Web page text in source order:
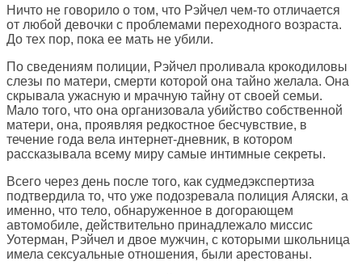
Ничто не говорило о том, что Рэйчел чем-то отличается
от любой девочки с проблемами переходного возраста.
До тех пор, пока ее мать не убили.
По сведениям полиции, Рэйчел проливала крокодиловы
слезы по матери, смерти которой она тайно желала. Она
скрывала ужасную и мрачную тайну от своей семьи.
Мало того, что она организовала убийство собственной
матери, она, проявляя редкостное бесчувствие, в
течение года вела интернет-дневник, в котором
рассказывала всему миру самые интимные секреты.
Всего через день после того, как судмедэкспертиза
подтвердила то, что уже подозревала полиция Аляски, а
именно, что тело, обнаруженное в догорающем
автомобиле, действительно принадлежало миссис
Уотерман, Рэйчел и двое мужчин, с которыми школьница
имела сексуальные отношения, были арестованы.